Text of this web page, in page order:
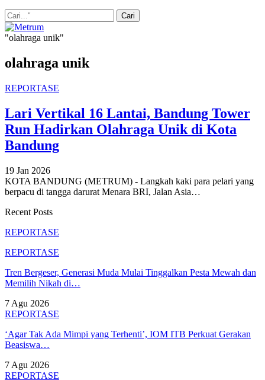
"olahraga unik"
olahraga unik
REPORTASE
Lari Vertikal 16 Lantai, Bandung Tower
Run Hadirkan Olahraga Unik di Kota
Bandung
19 Jan 2026
KOTA BANDUNG (METRUM) - Langkah kaki para pelari yang
berpacu di tangga darurat Menara BRI, Jalan Asia…
Recent Posts
REPORTASE
REPORTASE
Tren Bergeser, Generasi Muda Mulai Tinggalkan Pesta Mewah dan
Memilih Nikah di…
7 Agu 2026
REPORTASE
‘Agar Tak Ada Mimpi yang Terhenti’, IOM ITB Perkuat Gerakan
Beasiswa…
7 Agu 2026
REPORTASE